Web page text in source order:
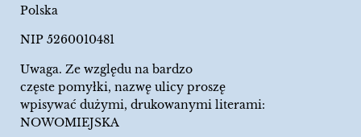
Polska
NIP 5260010481
Uwaga. Ze względu na bardzo
częste pomyłki, nazwę ulicy proszę
wpisywać dużymi, drukowanymi literami:
NOWOMIEJSKA